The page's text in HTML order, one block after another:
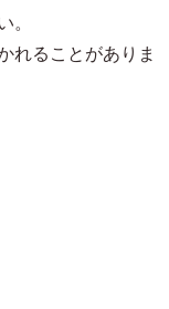
。
れることがありま